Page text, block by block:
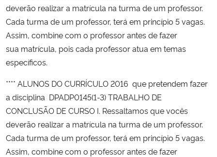
deverão realizar a matrícula na turma de um professor.
Cada turma de um professor, terá em princípio 5 vagas.
Assim, combine com o professor antes de fazer
sua matrícula, pois cada professor atua em temas
específicos.
**** ALUNOS DO CURRÍCULO 2016 que pretendem fazer
a disciplina DPADP0145(1-3) TRABALHO DE
CONCLUSÃO DE CURSO I. Ressaltamos que vocês
deverão realizar a matrícula na turma de um professor.
Cada turma de um professor, terá em princípio 5 vagas.
Assim, combine com o professor antes de fazer